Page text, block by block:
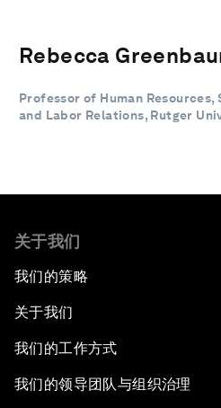
Rebecca
Professor of Human Resources,
and Labor Relations, Rutger
关于我们
我们的策略
关于我们
我们的工作方式
我们的领导团队与组织治理